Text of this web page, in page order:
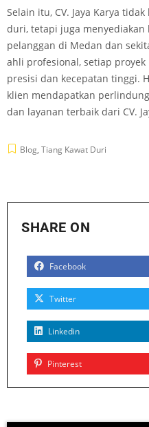
Selain itu, CV. Jaya Karya
duri, tetapi juga menyediakan
pelanggan di Medan dan
ahli profesional, setiap
presisi dan kecepatan tinggi.
klien mendapatkan
dan layanan terbaik dari CV.
Blog, Tiang Kawat Duri
SHARE ON
Facebook
Twitter
Linkedin
Pinterest